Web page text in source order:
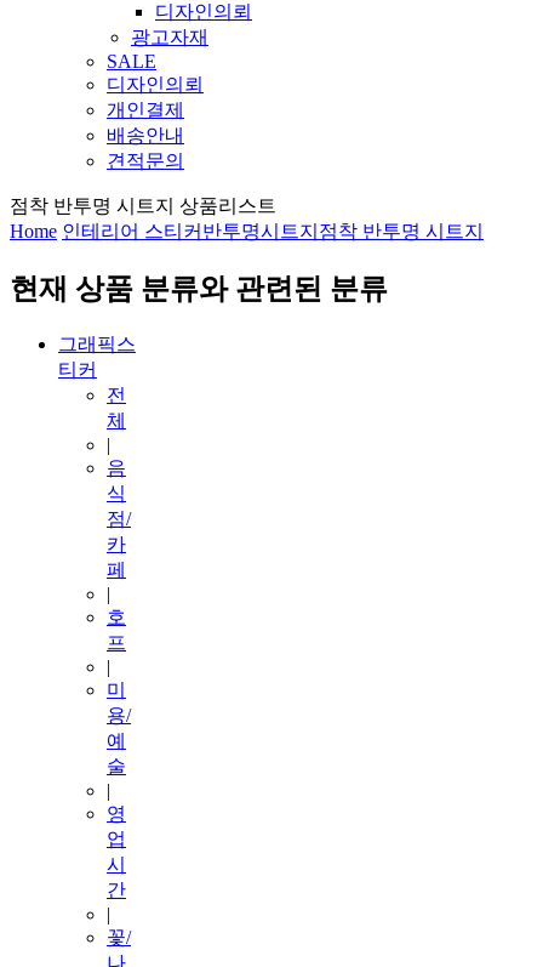
디자인의뢰
광고자재
SALE
디자인의뢰
개인결제
배송안내
견적문의
점착 반투명 시트지 상품리스트
Home 인테리어 스티커 반투명시트지 점착 반투명 시트지
현재 상품 분류와 관련된 분류
그래픽스
티커
전
체
|
음
식
점/
카
페
|
호
프
|
미
용/
예
술
|
영
업
시
간
|
꽃/